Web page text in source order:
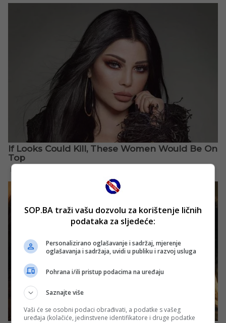
SOP.BA traži vašu dozvolu za korištenje ličnih
podataka za sljedeće:
Personalizirano oglašavanje i sadržaj, mjerenje
oglašavanja i sadržaja, uvidi u publiku i razvoj usluga
Pohrana i/ili pristup podacima na uređaju
Saznajte više
Vaši će se osobni podaci obrađivati, a podatke s vašeg
uređaja (kolačiće, jedinstvene identifikatore i druge podatke